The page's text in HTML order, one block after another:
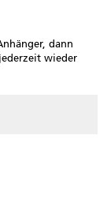
dann
wieder